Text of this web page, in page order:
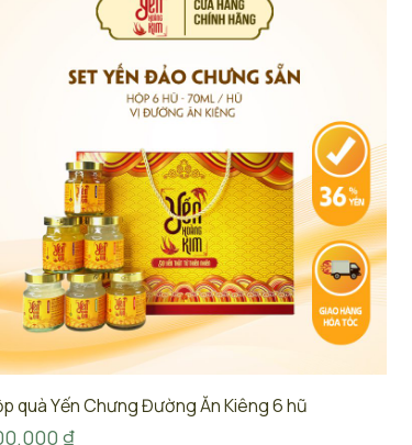
quà Yến Chưng Đường Ăn Kiêng 6 hũ
₫